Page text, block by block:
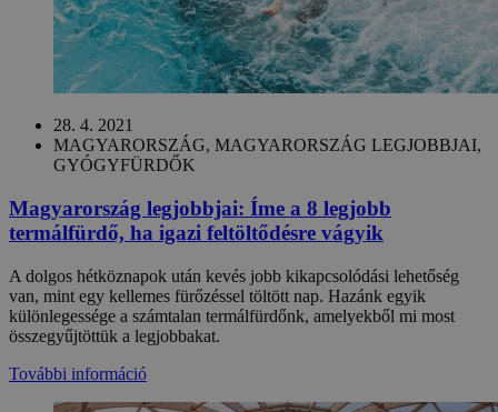
28. 4. 2021
MAGYARORSZÁG, MAGYARORSZÁG LEGJOBBJAI,
GYÓGYFÜRDŐK
Magyarország legjobbjai: Íme a 8 legjobb
termálfürdő, ha igazi feltöltődésre vágyik
A dolgos hétköznapok után kevés jobb kikapcsolódási lehetőség
van, mint egy kellemes fürőzéssel töltött nap. Hazánk egyik
különlegessége a számtalan termálfürdőnk, amelyekből mi most
összegyűjtöttük a legjobbakat.
További információ